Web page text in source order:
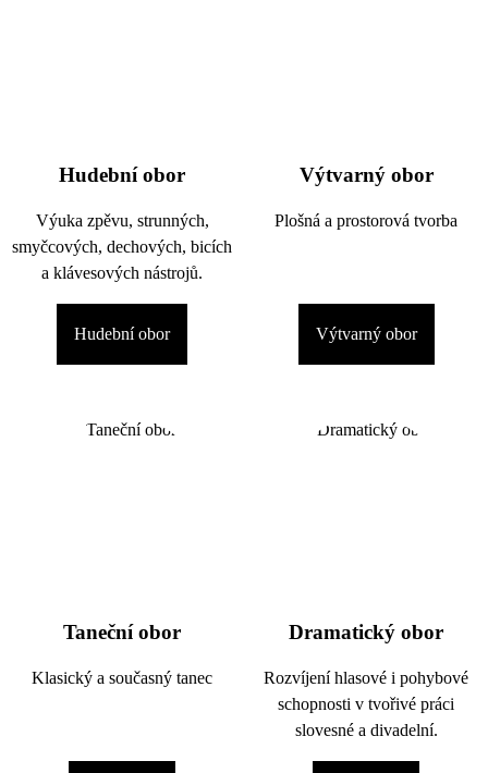
Hudební obor
Výuka zpěvu, strunných,
smyčcových, dechových, bicích
a klávesových nástrojů.
Hudební obor
Výtvarný obor
Plošná a prostorová tvorba
Výtvarný obor
Taneční obor
Klasický a současný tanec
Dramatický obor
Rozvíjení hlasové i pohybové
schopnosti v tvořivé práci
slovesné a divadelní.